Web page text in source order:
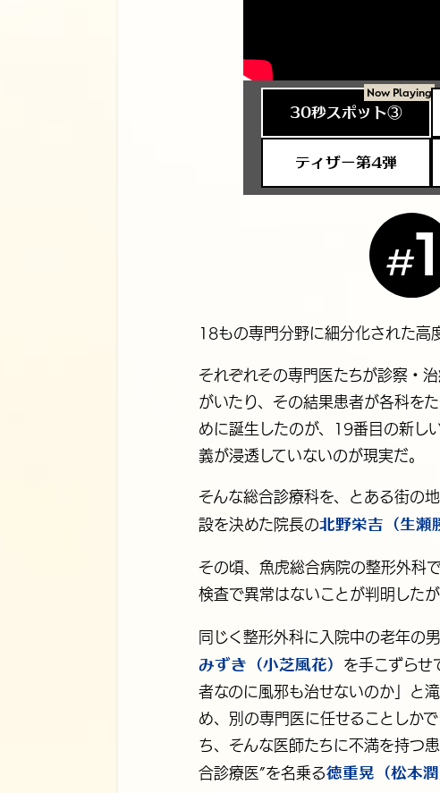
30秒スポット③
ティザー第4弾
#1
18もの専門分野に細分化された
それぞれその専門医たちが診察・
がいたり、その結果患者が各科を
めに誕生したのが、19番目の新し
義が浸透していないのが現実だ。
そんな総合診療科を、とある街の
設を決めた院長の北野栄吉（生瀬
その頃、魚虎総合病院の整形外科
検査で異常はないことが判明した
同じく整形外科に入院中の老年の
みずき（小芝風花） を手こずらせ
者なのに風邪も治せないのか」と
め、別の専門医に任せることしか
ち、そんな医師たちに不満を持つ
合診療医”を名乗る徳重晃（松本潤